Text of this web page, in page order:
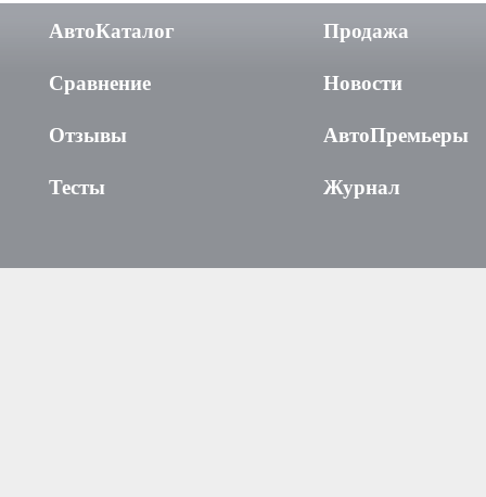
АвтоКаталог
Сравнение
Отзывы
Тесты
Продажа
Новости
АвтоПремьеры
Журнал